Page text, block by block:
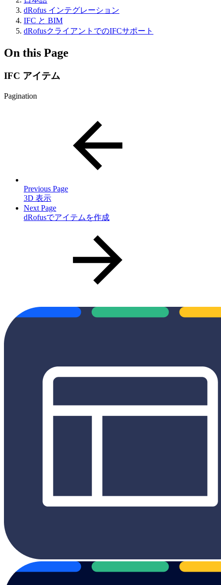
dRofus インテグレーション
IFC と BIM
dRofusクライアントでのIFCサポート
On this Page
IFC アイテム
Pagination
Previous Page
3D 表示
Next Page
dRofusでアイテムを作成